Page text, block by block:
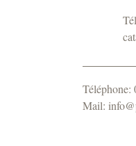
Téléphone:
Mail: